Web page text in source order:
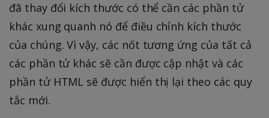
đã thay đổi kích thước có thể cần các phần tử
khác xung quanh nó để điều chỉnh kích thước
của chúng. Vì vậy, các nốt tương ứng của tất cả
các phần tử khác sẽ cần được cập nhật và các
phần tử HTML sẽ được hiển thị lại theo các quy
tắc mới.